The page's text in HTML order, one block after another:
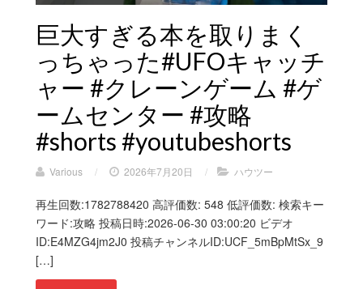
巨大すぎる本を取りまく
っちゃった#UFOキャッチ
ャー #クレーンゲーム #ゲ
ームセンター #攻略
#shorts #youtubeshorts
Various / 2026年7月20日 / ハウツー
再生回数:1782788420 高評価数: 548 低評価数: 検索キー
ワード:攻略 投稿日時:2026-06-30 03:00:20 ビデオ
ID:E4MZG4jm2J0 投稿チャンネルID:UCF_5mBpMtSx_9
[…]